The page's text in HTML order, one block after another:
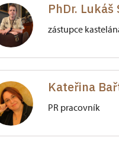
Vrbnovská 22/2,
PhDr. Lukáš
zástupce
Vrbnovská 22/2,
kontakty - zadání
Kateřina
PR pracovník